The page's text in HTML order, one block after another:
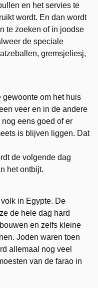
en het servies te
wordt. En dan wordt
te zoeken of in joodse
de speciale
gremsjeliesj,
gewoonte om het huis
veer en in de andere
eens goed of er
is blijven liggen. Dat
de volgende dag
het ontbijt.
in Egypte. De
de hele dag hard
en zelfs kleine
Joden waren toen
allemaal nog veel
van de farao in